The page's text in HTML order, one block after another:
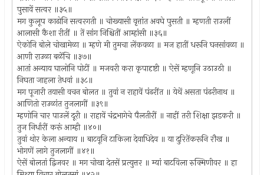
पुसावें सत्वर ॥३५॥
मग कुलूप काढोनि सत्वरगती ॥ चोख्यासी वृत्तांत अवघे पुसती ॥ म्हणती राउलीं
आलासी कैशा रीतीं ॥ तें सांग निश्चितीं आम्हांसी ॥३६॥
ऐकोनि बोले चोखामेळा ॥ म्हणे मी तुमचा लेंकवळा ॥ मज हातीं धरूनि घनसांवळा ॥
आणी राउळा बळेंचि ॥३७॥
आतां अन्याय घालोनि पोटीं ॥ मजवरी करा कृपादृष्टी ॥ ऐसें म्हणूनि उठाउठी ॥
निघता जाहला तेधवां ॥३८॥
मग पूजारी तयासी वचन बोलत ॥ तुवां न राहावें पंढरींत ॥ येथें असता पंढरीनाथ ॥
आणितो राउळांत तुजलागीं ॥३९॥
म्हणोनि चार पाउलें दूरी ॥ राहावें चंद्रभागेचे पैलतीरीं ॥ नाहीं तरी शिक्षा झडकरी ॥
तुज निर्धारीं करूं आम्ही ॥४०॥
तुवां थोर केला अन्याय ॥ बाटवूनि टाकिला देवाधिदेव ॥ या दुरितेंकरूनि रौख ॥
भोगणें लागे तुजलागीं ॥४१॥
ऐसें बोलतां द्विजवर ॥ मग चोखा देतसें प्रत्युत्तर ॥ म्यां बाटविला रुक्मिणीवर ॥ हा